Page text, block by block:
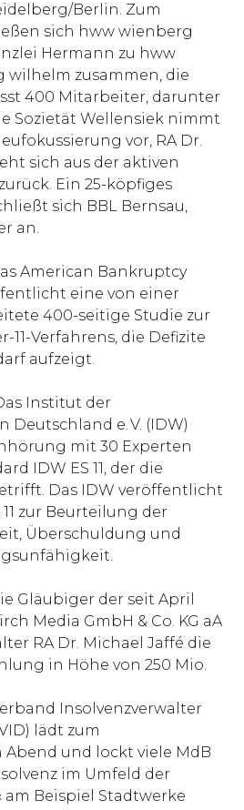
Berlin. Zum
sich hww wienberg
Hermann zu hww
zusammen, die
400 Mitarbeiter, darunter
Sozietät Wellensiek nimmt
vor, RA Dr.
sich aus der aktiven
Ein 25-köpfiges
sich BBL Bernsau,
an.
American Bankruptcy
eine von einer
400-seitige Studie zur
11-Verfahrens, die Defizite
aufzeigt.
Institut der
e. V. (IDW)
mit 30 Experten
IDW ES 11, der die
Das IDW veröffentlicht
11 zur Beurteilung der
Überschuldung und
Gläubiger der seit April
Media GmbH & Co. KG aA
RA Dr. Michael Jaffé die
in Höhe von 250 Mio.
Insolvenzverwalter
lädt zum
und lockt viele MdB
im Umfeld der
Beispiel Stadtwerke